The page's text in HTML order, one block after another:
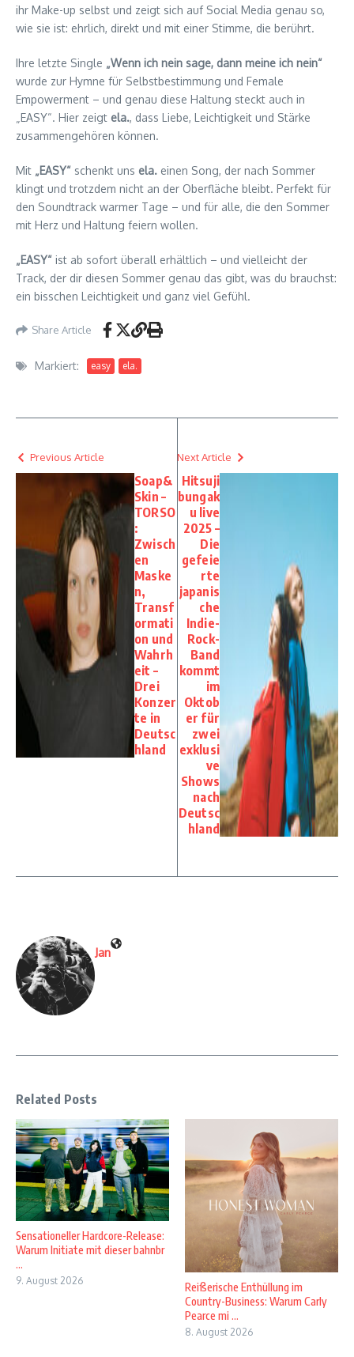
ihr Make-up selbst und zeigt sich auf Social Media genau so,
wie sie ist: ehrlich, direkt und mit einer Stimme, die berührt.
Ihre letzte Single „Wenn ich nein sage, dann meine ich nein“
wurde zur Hymne für Selbstbestimmung und Female
Empowerment – und genau diese Haltung steckt auch in
„EASY“. Hier zeigt ela., dass Liebe, Leichtigkeit und Stärke
zusammengehören können.
Mit „EASY“ schenkt uns ela. einen Song, der nach Sommer
klingt und trotzdem nicht an der Oberfläche bleibt. Perfekt für
den Soundtrack warmer Tage – und für alle, die den Sommer
mit Herz und Haltung feiern wollen.
„EASY“ ist ab sofort überall erhältlich – und vielleicht der
Track, der dir diesen Sommer genau das gibt, was du brauchst:
ein bisschen Leichtigkeit und ganz viel Gefühl.
Share Article
Markiert: easy ela.
Previous Article
Soap&
Skin –
TORSO
:
Zwisch
en
Maske
n,
Transf
ormati
on und
Wahrh
eit –
Drei
Konzer
te in
Deutsc
hland
Next Article
Hitsuji
bungak
u live
2025 –
Die
gefeie
rte
japanis
che
Indie-
Rock-
Band
kommt
im
Oktob
er für
zwei
exklusi
ve
Shows
nach
Deutsc
hland
Jan
Related Posts
Sensationeller Hardcore-Release:
Warum Initiate mit dieser bahnbr
...
9. August 2026
Reißerische Enthüllung im
Country-Business: Warum Carly
Pearce mi ...
8. August 2026